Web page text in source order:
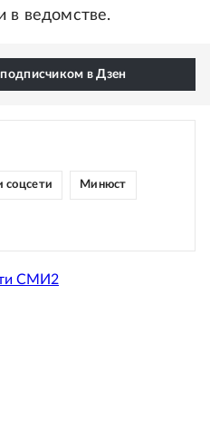
в ведомстве.
в Дзен
Минюст
СМИ2